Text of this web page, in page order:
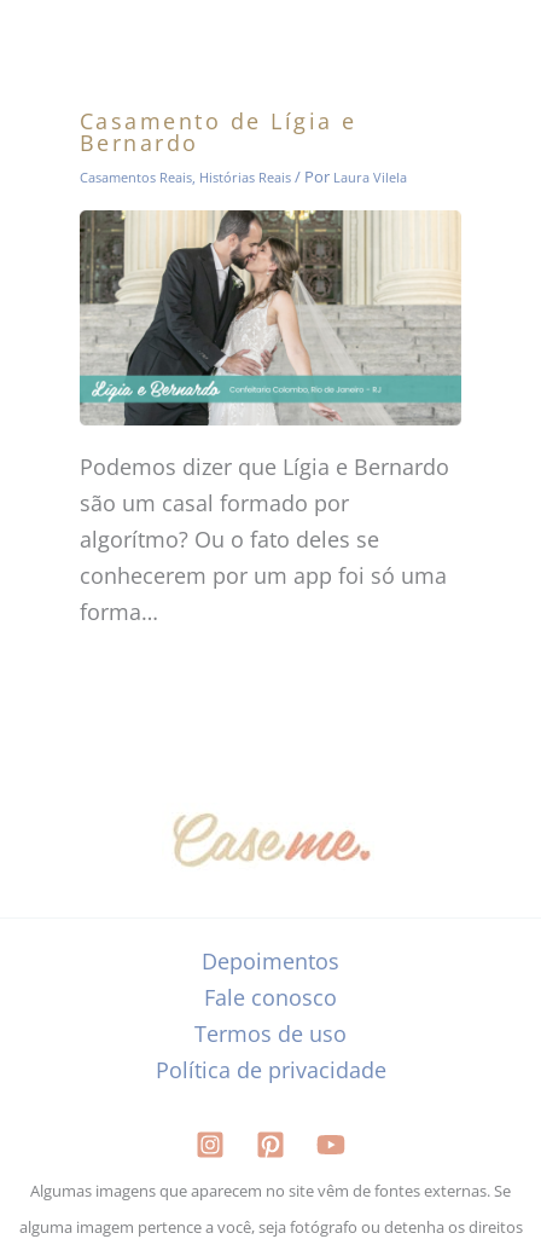
Casamento de Lígia e
Bernardo
Casamentos Reais, Histórias Reais/ Por Laura Vilela
Podemos dizer que Lígia e Bernardo
são um casal formado por
algorítmo? Ou o fato deles se
conhecerem por um app foi só uma
forma…
Depoimentos
Fale conosco
Termos de uso
Política de privacidade
Algumas imagens que aparecem no site vêm de fontes externas. Se
alguma imagem pertence a você, seja fotógrafo ou detenha os direitos